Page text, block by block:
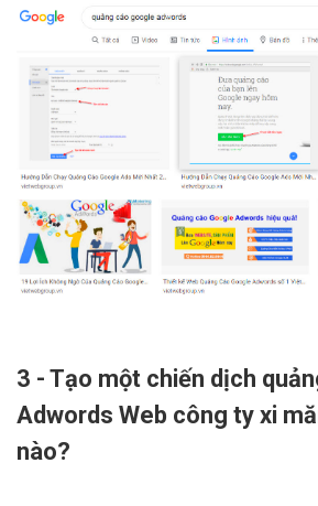
3 - Tạo một chiến dịch
Adwords Web công ty xi
nào?